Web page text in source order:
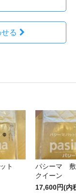
る
ト
パシーマ
クイーン
17,600円(内